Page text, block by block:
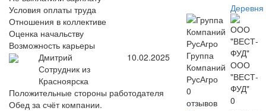
Условия оплаты труда
Отношения в коллективе
Оценка начальству
Возможность карьеры
Дмитрий
Сотрудник из
Красноярска
10.02.2025
Положительные стороны работодателя
Обед за счёт компании.
Деревня
Группа
Компаний
РусАгро
0
отзывов
ООО
"ВЕСТ-
ФУД"
0